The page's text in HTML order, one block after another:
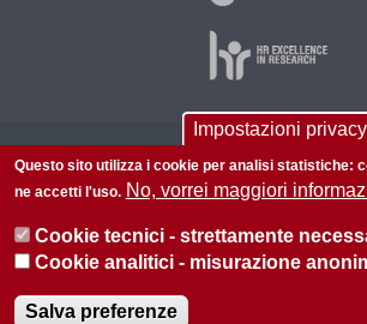
© 2026 Università di Padova - Tutti i diritti
P.I. 00742430283 C.F. 80006480281
Informazioni sul sito Privacy
Impostazioni privacy
Questo sito utilizza i cookie per analisi statistiche:
ne accetti l'uso. No, vorrei maggiori
Cookie tecnici - strettamente
Cookie analitici - misurazione
Salva preferenze